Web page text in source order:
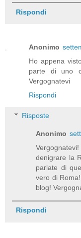
Rispondi
Anonimo
Ho appena
parte di uno
Vergognatevi
Rispondi
Risposte
Anonimo
denigrare la
parlate di
vero di
blog!
Rispondi